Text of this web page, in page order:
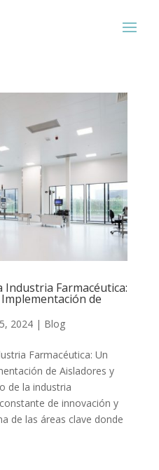
Industria Farmacéutica:
de
2024| Blog
Farmacéutica: Un
de Aisladores y
de la industria
de innovación y
de las áreas clave donde